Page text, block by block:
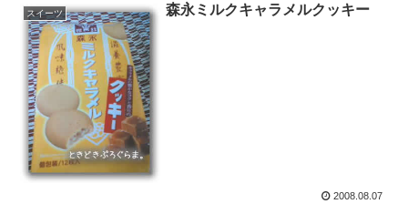
スイーツ 森永ミルクキャラメルクッキー
2008.08.07